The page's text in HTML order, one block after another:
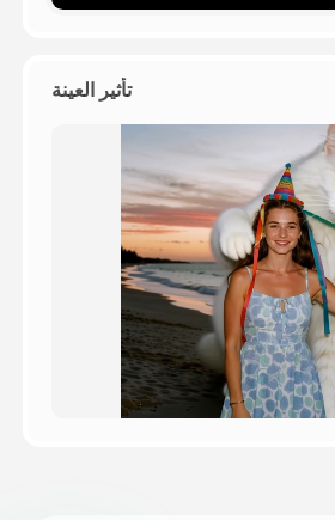
المدونة
تأثير العينة